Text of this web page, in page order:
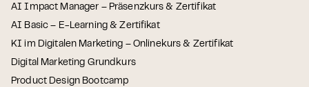
AI Impact Manager – Präsenzkurs & Zertifikat
AI Basic – E-Learning & Zertifikat
KI im Digitalen Marketing – Onlinekurs & Zertifikat
Digital Marketing Grundkurs
Product Design Bootcamp